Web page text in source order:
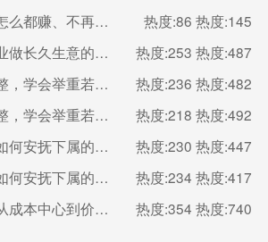
记好这几招让你怎么都赚、不再多干还吃亏（一）
热度:86 热度:145
写给想在摄影行业做长久生意的你。
热度:253 热度:487
上班心累怎么调整，学会举重若轻（二）
热度:236 热度:482
上班心累怎么调整，学会举重若轻（一）
热度:218 热度:492
日常工作管理中如何安抚下属的情绪？（二）
热度:230 热度:447
日常工作管理中如何安抚下属的情绪？（一）
热度:234 热度:417
客户关系维护：从成本中心到价值增长的引擎（一）
热度:354 热度:740